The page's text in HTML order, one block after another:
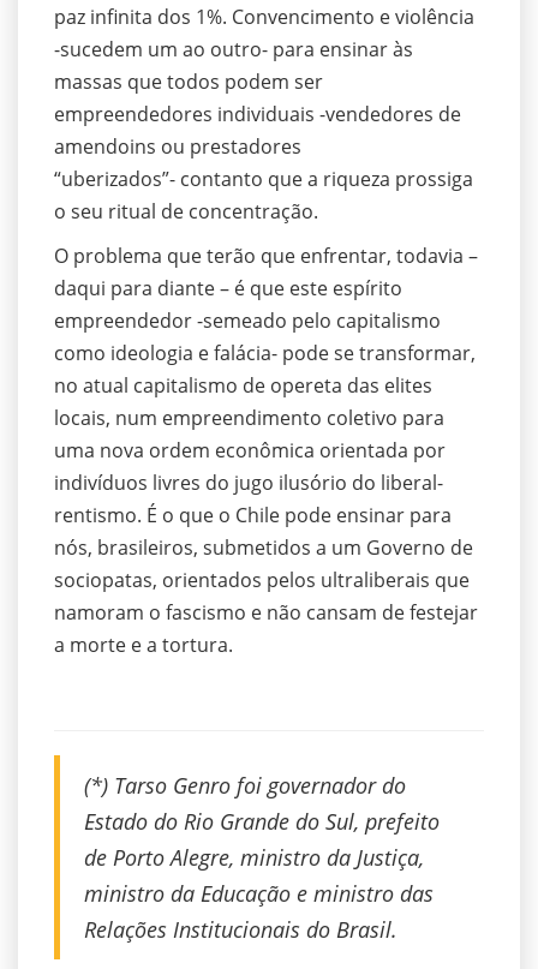
paz infinita dos 1%. Convencimento e violência
-sucedem um ao outro- para ensinar às
massas que todos podem ser
empreendedores individuais -vendedores de
amendoins ou prestadores
“uberizados”- contanto que a riqueza prossiga
o seu ritual de concentração.
O problema que terão que enfrentar, todavia –
daqui para diante – é que este espírito
empreendedor -semeado pelo capitalismo
como ideologia e falácia- pode se transformar,
no atual capitalismo de opereta das elites
locais, num empreendimento coletivo para
uma nova ordem econômica orientada por
indivíduos livres do jugo ilusório do liberal-
rentismo. É o que o Chile pode ensinar para
nós, brasileiros, submetidos a um Governo de
sociopatas, orientados pelos ultraliberais que
namoram o fascismo e não cansam de festejar
a morte e a tortura.
(*) Tarso Genro foi governador do
Estado do Rio Grande do Sul, prefeito
de Porto Alegre, ministro da Justiça,
ministro da Educação e ministro das
Relações Institucionais do Brasil.